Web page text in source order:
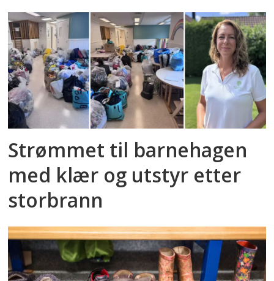
Strømmet til barnehagen
med klær og utstyr etter
storbrann